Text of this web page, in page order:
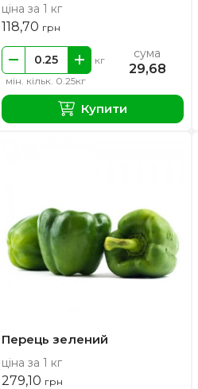
ціна за 1 кг
118,70 грн
мін. кільк. 0.25кг
кг сума
29,68
Купити
Перець зелений
ціна за 1 кг
279,10 грн